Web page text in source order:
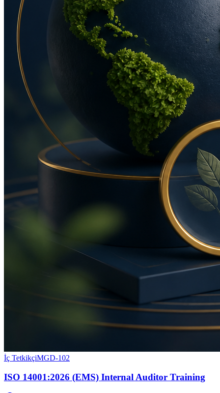
İç TetkikçiMGD-102
ISO 14001:2026 (EMS) Internal Auditor Training